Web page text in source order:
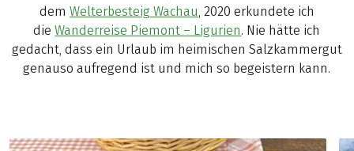
dem Welterbesteig Wachau , 2020 erkundete ich
dieWanderreise Piemont – Ligurien. Nie hätte ich
gedacht, dass ein Urlaub im heimischen Salzkammergut
genauso aufregend ist und mich so begeistern kann.